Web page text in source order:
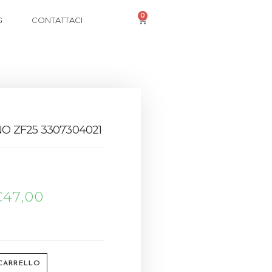
CONTATTACI 0
ZF25 3307304021
47,00